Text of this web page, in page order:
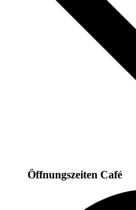
Öffnungszeiten Café